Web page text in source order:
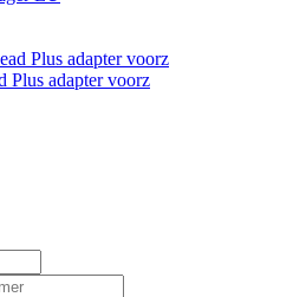
Plus adapter voorz